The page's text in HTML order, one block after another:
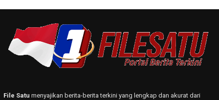
File Satu menyajikan berita-berita terkini yang lengkap dan akurat dari